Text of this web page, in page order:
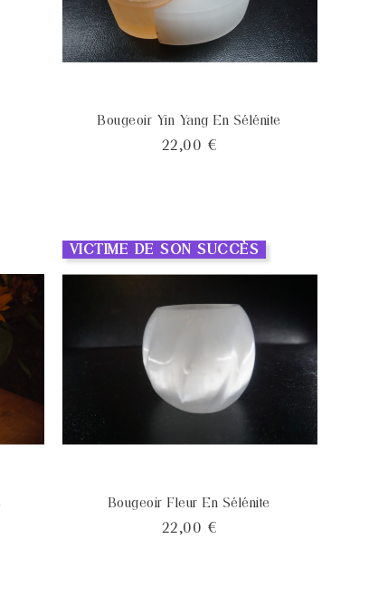
Bougeoir Yin Yang En Sélénite
22,00 €
VICTIME DE SON SUCCÈS
Bougeoir Fleur En Sélénite
22,00 €